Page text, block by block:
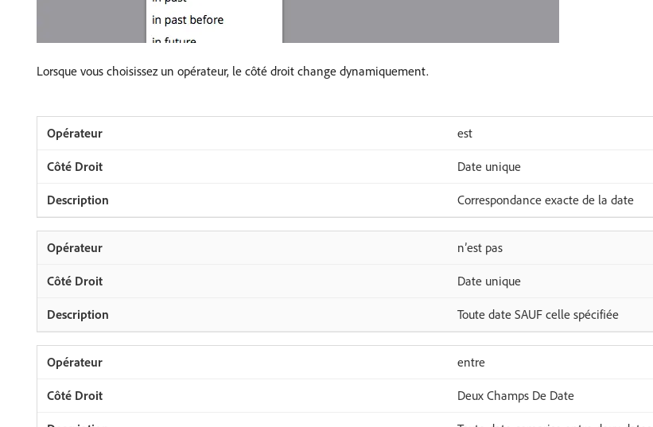
Lorsque vous choisissez un opérateur, le côté droit change dynamiquement.
est
Date unique
Correspondance exacte de la date
n’est pas
Date unique
Toute date SAUF celle spécifiée
entre
Deux Champs De Date